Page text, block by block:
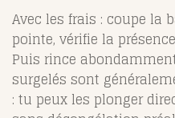
Avec les frais : coupe la
pointe, vérifie la
Puis rince
surgelés sont
: tu peux les plonger